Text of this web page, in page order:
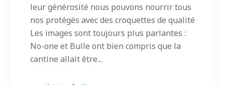
leur générosité nous pouvons nourrir tous
nos protégés avec des croquettes de qualité
Les images sont toujours plus parlantes :
No-one et Bulle ont bien compris que la
cantine allait être...